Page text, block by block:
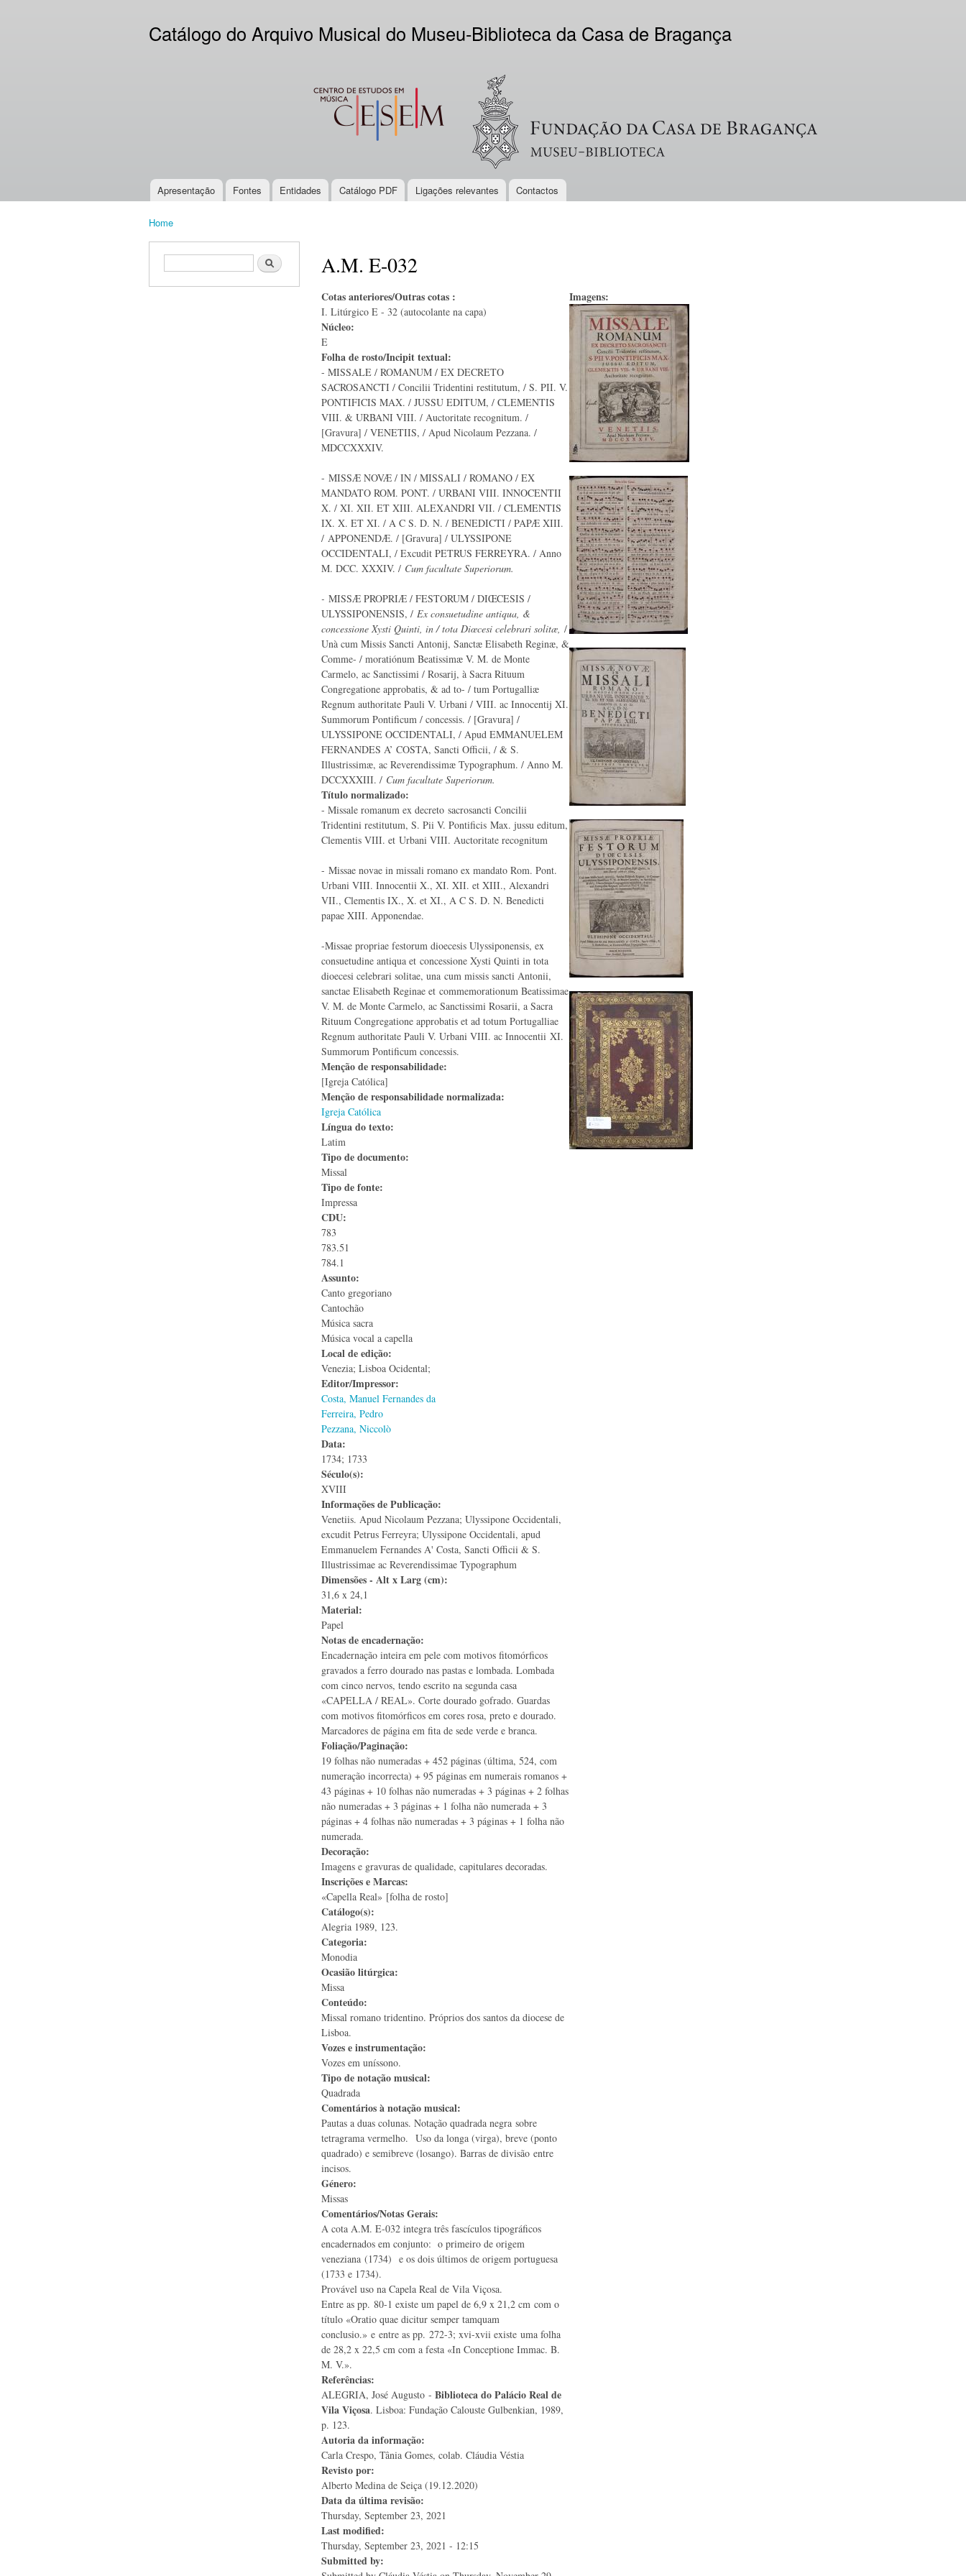
content
Catálogo do Arquivo Musical do Museu-Biblioteca da Casa de Bragança
CESEM Logo VV
Main menu
Apresentação Fontes Entidades Catálogo PDF Ligações relevantes Contactos
Home
Search form Search A.M. E-032
Cotas anteriores/Outras cotas :
I. Litúrgico E - 32 (autocolante na capa)
Núcleo:
E
Folha de rosto/Incipit textual:
- MISSALE / ROMANUM / EX DECRETO
SACROSANCTI / Concilii Tridentini restitutum, / S. PII. V.
PONTIFICIS MAX. / JUSSU EDITUM, / CLEMENTIS
VIII. & URBANI VIII. / Auctoritate recognitum. /
[Gravura] / VENETIIS, / Apud Nicolaum Pezzana. /
MDCCXXXIV.
- MISSÆ NOVÆ / IN / MISSALI / ROMANO / EX
MANDATO ROM. PONT. / URBANI VIII. INNOCENTII
X. / XI. XII. ET XIII. ALEXANDRI VII. / CLEMENTIS
IX. X. ET XI. / A C S. D. N. / BENEDICTI / PAPÆ XIII.
/ APPONENDÆ. / [Gravura] / ULYSSIPONE
OCCIDENTALI, / Excudit PETRUS FERREYRA. / Anno
M. DCC. XXXIV. / Cum facultate Superiorum.
- MISSÆ PROPRIÆ / FESTORUM / DIŒCESIS /
ULYSSIPONENSIS, / Ex consuetudine antiqua, &
concessione Xysti Quinti, in / tota Diœcesi celebrari solitæ, /
Unà cum Missis Sancti Antonij, Sanctæ Elisabeth Reginæ, &
Comme- / moratiónum Beatissimæ V. M. de Monte
Carmelo, ac Sanctissimi / Rosarij, à Sacra Rituum
Congregatione approbatis, & ad to- / tum Portugalliæ
Regnum authoritate Pauli V. Urbani / VIII. ac Innocentij XI.
Summorum Pontificum / concessis. / [Gravura] /
ULYSSIPONE OCCIDENTALI, / Apud EMMANUELEM
FERNANDES A’ COSTA, Sancti Officii, / & S.
Illustrissimæ, ac Reverendissimæ Typographum. / Anno M.
DCCXXXIII. / Cum facultate Superiorum.
Título normalizado:
- Missale romanum ex decreto sacrosancti Concilii
Tridentini restitutum, S. Pii V. Pontificis Max. jussu editum,
Clementis VIII. et Urbani VIII. Auctoritate recognitum
- Missae novae in missali romano ex mandato Rom. Pont.
Urbani VIII. Innocentii X., XI. XII. et XIII., Alexandri
VII., Clementis IX., X. et XI., A C S. D. N. Benedicti
papae XIII. Apponendae.
-Missae propriae festorum dioecesis Ulyssiponensis, ex
consuetudine antiqua et concessione Xysti Quinti in tota
dioecesi celebrari solitae, una cum missis sancti Antonii,
sanctae Elisabeth Reginae et commemorationum Beatissimae
V. M. de Monte Carmelo, ac Sanctissimi Rosarii, a Sacra
Rituum Congregatione approbatis et ad totum Portugalliae
Regnum authoritate Pauli V. Urbani VIII. ac Innocentii XI.
Summorum Pontificum concessis.
Menção de responsabilidade:
[Igreja Católica]
Menção de responsabilidade normalizada:
Igreja Católica
Língua do texto:
Latim
Tipo de documento:
Missal
Tipo de fonte:
Impressa
CDU:
783
783.51
784.1
Assunto:
Canto gregoriano
Cantochão
Música sacra
Música vocal a capella
Local de edição:
Venezia; Lisboa Ocidental;
Editor/Impressor:
Costa, Manuel Fernandes da
Ferreira, Pedro
Pezzana, Niccolò
Data:
1734; 1733
Século(s):
XVIII
Informações de Publicação:
Venetiis. Apud Nicolaum Pezzana; Ulyssipone Occidentali,
excudit Petrus Ferreyra; Ulyssipone Occidentali, apud
Emmanuelem Fernandes A' Costa, Sancti Officii & S.
Illustrissimae ac Reverendissimae Typographum
Dimensões - Alt x Larg (cm):
31,6 x 24,1
Material:
Papel
Notas de encadernação:
Encadernação inteira em pele com motivos fitomórficos
gravados a ferro dourado nas pastas e lombada. Lombada
com cinco nervos, tendo escrito na segunda casa
«CAPELLA / REAL». Corte dourado gofrado. Guardas
com motivos fitomórficos em cores rosa, preto e dourado.
Marcadores de página em fita de sede verde e branca.
Foliação/Paginação:
19 folhas não numeradas + 452 páginas (última, 524, com
numeração incorrecta) + 95 páginas em numerais romanos +
43 páginas + 10 folhas não numeradas + 3 páginas + 2 folhas
não numeradas + 3 páginas + 1 folha não numerada + 3
páginas + 4 folhas não numeradas + 3 páginas + 1 folha não
numerada.
Decoração:
Imagens e gravuras de qualidade, capitulares decoradas.
Inscrições e Marcas:
«Capella Real» [folha de rosto]
Catálogo(s):
Alegria 1989, 123.
Categoria:
Monodia
Ocasião litúrgica:
Missa
Conteúdo:
Missal romano tridentino. Próprios dos santos da diocese de
Lisboa.
Vozes e instrumentação:
Vozes em uníssono.
Tipo de notação musical:
Quadrada
Comentários à notação musical:
Pautas a duas colunas. Notação quadrada negra sobre
tetragrama vermelho. Uso da longa (virga), breve (ponto
quadrado) e semibreve (losango). Barras de divisão entre
incisos.
Género:
Missas
Comentários/Notas Gerais:
A cota A.M. E-032 integra três fascículos tipográficos
encadernados em conjunto: o primeiro de origem
veneziana (1734) e os dois últimos de origem portuguesa
(1733 e 1734).
Provável uso na Capela Real de Vila Viçosa.
Entre as pp. 80-1 existe um papel de 6,9 x 21,2 cm com o
título «Oratio quae dicitur semper tamquam
conclusio.» e entre as pp. 272-3; xvi-xvii existe uma folha
de 28,2 x 22,5 cm com a festa «In Conceptione Immac. B.
M. V.».
Referências:
ALEGRIA, José Augusto - Biblioteca do Palácio Real de
Vila Viçosa. Lisboa: Fundação Calouste Gulbenkian, 1989,
p. 123.
Autoria da informação:
Carla Crespo, Tânia Gomes, colab. Cláudia Véstia
Revisto por:
Alberto Medina de Seiça (19.12.2020)
Data da última revisão:
Thursday, September 23, 2021
Last modified:
Thursday, September 23, 2021 - 12:15
Submitted by:
Imagens: